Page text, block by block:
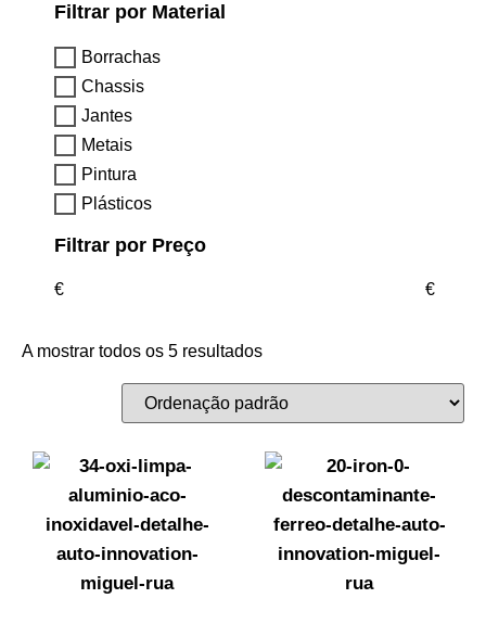
Filtrar por Material
Borrachas
Chassis
Jantes
Metais
Pintura
Plásticos
Filtrar por Preço
€ €
A mostrar todos os 5 resultados